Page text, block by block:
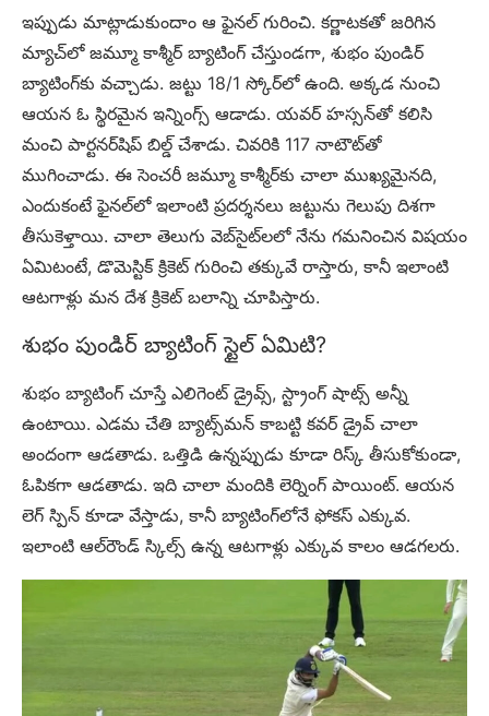
ఇప్పుడు మాట్లాడుకుందాం ఆ ఫైనల్ గురించి. కర్ణాటకతో జరిగిన
మ్యాచ్‌లో జమ్మూ కాశ్మీర్ బ్యాటింగ్ చేస్తుండగా, శుభం పుండిర్
బ్యాటింగ్‌కు వచ్చాడు. జట్టు 18/1 స్కోర్‌లో ఉంది. అక్కడ నుంచి
ఆయన ఓ స్థిరమైన ఇన్నింగ్స్ ఆడాడు. యవర్ హస్సన్‌తో కలిసి
మంచి పార్టనర్‌షిప్ బిల్డ్ చేశాడు. చివరికి 117 నాటౌట్‌తో
ముగించాడు. ఈ సెంచరీ జమ్మూ కాశ్మీర్‌కు చాలా ముఖ్యమైనది,
ఎందుకంటే ఫైనల్‌లో ఇలాంటి ప్రదర్శనలు జట్టును గెలుపు దిశగా
తీసుకెళ్తాయి. చాలా తెలుగు వెబ్‌సైట్‌లలో నేను గమనించిన విషయం
ఏమిటంటే, డొమెస్టిక్ క్రికెట్ గురించి తక్కువే రాస్తారు, కానీ ఇలాంటి
ఆటగాళ్లు మన దేశ క్రికెట్ బలాన్ని చూపిస్తారు.
శుభం పుండిర్ బ్యాటింగ్ స్టైల్ ఏమిటి?
శుభం బ్యాటింగ్ చూస్తే ఎలిగెంట్ డ్రైవ్స్, స్ట్రాంగ్ షాట్స్ అన్నీ
ఉంటాయి. ఎడమ చేతి బ్యాట్స్‌మన్ కాబట్టి కవర్ డ్రైవ్ చాలా
అందంగా ఆడతాడు. ఒత్తిడి ఉన్నప్పుడు కూడా రిస్క్ తీసుకోకుండా,
ఓపికగా ఆడతాడు. ఇది చాలా మందికి లెర్నింగ్ పాయింట్. ఆయన
లెగ్ స్పిన్ కూడా వేస్తాడు, కానీ బ్యాటింగ్‌లోనే ఫోకస్ ఎక్కువ.
ఇలాంటి ఆల్‌రౌండ్ స్కిల్స్ ఉన్న ఆటగాళ్లు ఎక్కువ కాలం ఆడగలరు.